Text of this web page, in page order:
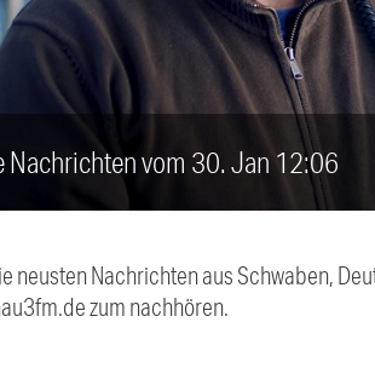
Nachrichten vom 30. Jan 12:06
neusten Nachrichten aus Schwaben,
zum nachhören.